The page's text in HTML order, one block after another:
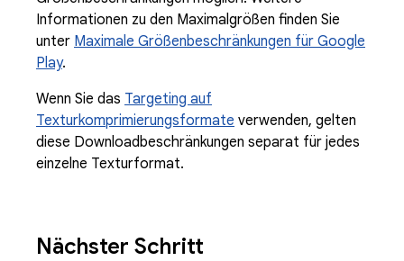
Informationen zu den Maximalgrößen finden Sie
unter Maximale Größenbeschränkungen für Google
Play.
Wenn Sie das Targeting auf
Texturkomprimierungsformate verwenden, gelten
diese Downloadbeschränkungen separat für jedes
einzelne Texturformat.
Nächster Schritt